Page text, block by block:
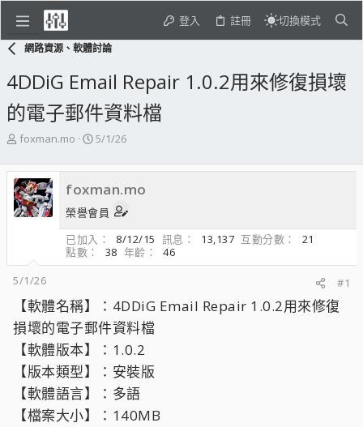
登入 註冊 切換模式
網路資源、軟體討論
4DDiG Email Repair 1.0.2用來修復損壞
的電子郵件資料檔
主
發
起
人
foxman.mo
開
日
期
5/1/26
foxman.mo
榮譽會員
已加入
8/12/15 訊息 13,137 互動分數
21
點數
38 年齡
46
5/1/26
#1
【軟體名稱】：4DDiG Email Repair 1.0.2用來修復
損壞的電子郵件資料檔
【軟體版本】：1.0.2
【版本類型】：安裝版
【軟體語言】：多語
【檔案大小】：140MB